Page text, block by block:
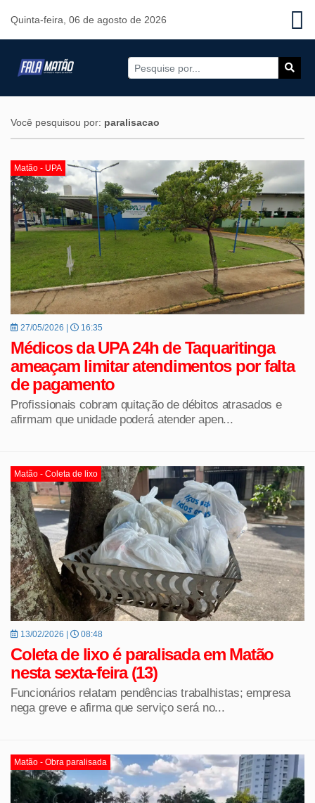
Quinta-feira, 06 de agosto de 2026
Você pesquisou por: paralisacao
Matão - UPA
27/05/2026 | 16:35
Médicos da UPA 24h de Taquaritinga
ameaçam limitar atendimentos por falta
de pagamento
Profissionais cobram quitação de débitos atrasados e
afirmam que unidade poderá atender apen...
Matão - Coleta de lixo
13/02/2026 | 08:48
Coleta de lixo é paralisada em Matão
nesta sexta-feira (13)
Funcionários relatam pendências trabalhistas; empresa
nega greve e afirma que serviço será no...
Matão - Obra paralisada